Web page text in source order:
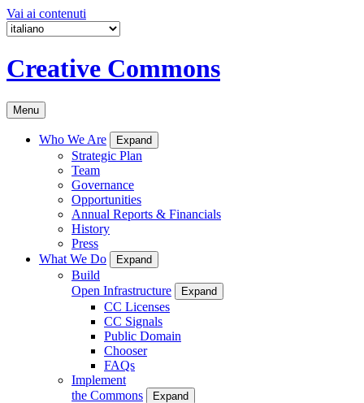
Vai ai contenuti
Creative Commons
Menu
Who We Are Expand
Strategic Plan
Team
Governance
Opportunities
Annual Reports & Financials
History
Press
What We Do
Expand
Build
Open Infrastructure
Expand
CC Licenses
CC Signals
Public Domain
Chooser
FAQs
Implement
the Commons
Expand